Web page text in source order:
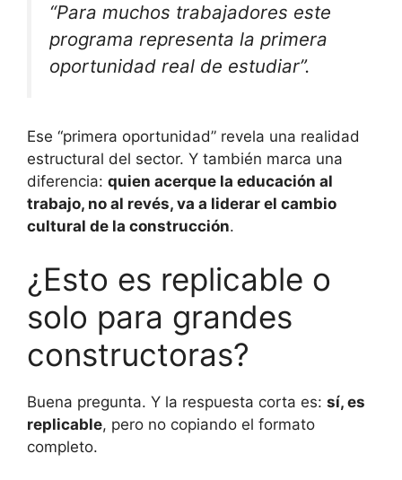
“Para muchos trabajadores este
programa representa la primera
oportunidad real de estudiar”.
Ese “primera oportunidad” revela una realidad
estructural del sector. Y también marca una
diferencia: quien acerque la educación al
trabajo, no al revés, va a liderar el cambio
cultural de la construcción.
¿Esto es replicable o
solo para grandes
constructoras?
Buena pregunta. Y la respuesta corta es: sí, es
replicable, pero no copiando el formato
completo.